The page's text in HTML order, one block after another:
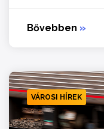
Bővebben »
VÁROSI HÍREK